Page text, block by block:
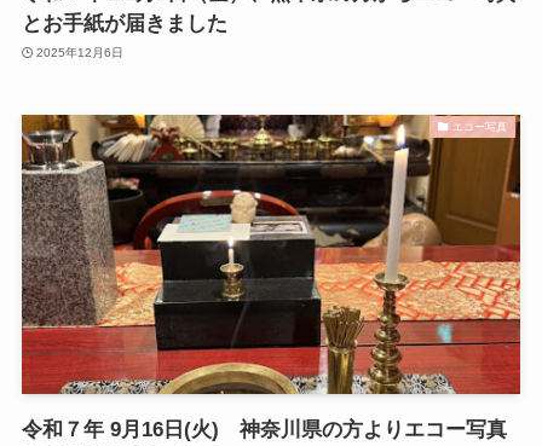
とお手紙が届きました
2025年12月6日
エコー写真
令和７年 9月16日(火) 神奈川県の方よりエコー写真